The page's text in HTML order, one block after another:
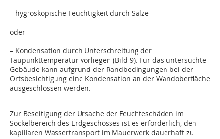
– hygroskopische Feuchtigkeit durch Salze
oder
– Kondensation durch Unterschreitung der
Taupunkttemperatur vorliegen (Bild 9). Für das untersuchte
Gebäude kann aufgrund der Randbedingungen bei der
Ortsbesichtigung eine Kondensation an der Wandoberfläche
ausgeschlossen werden.
Zur Beseitigung der Ursache der Feuchteschäden im
Sockelbereich des Erdgeschosses ist es erforderlich, den
kapillaren Wassertransport im Mauerwerk dauerhaft zu